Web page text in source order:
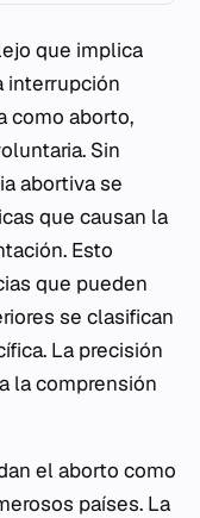
que implica
interrupción
como aborto,
Sin
abortiva se
que causan la
Esto
que pueden
se clasifican
La precisión
la comprensión
el aborto como
países. La